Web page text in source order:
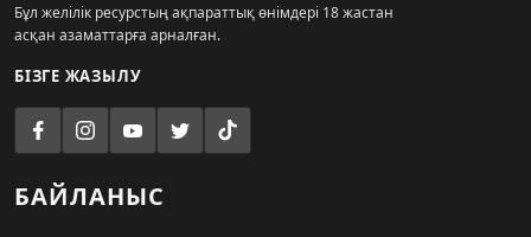
Бұл желілік ресурстың ақпараттық өнімдері 18 жастан
асқан азаматтарға арналған.
БІЗГЕ ЖАЗЫЛУ
БАЙЛАНЫС